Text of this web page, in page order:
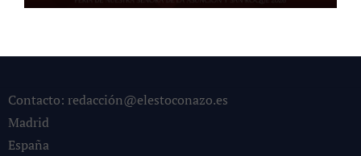
Contacto: redacción@elestoconazo.es
Madrid
España